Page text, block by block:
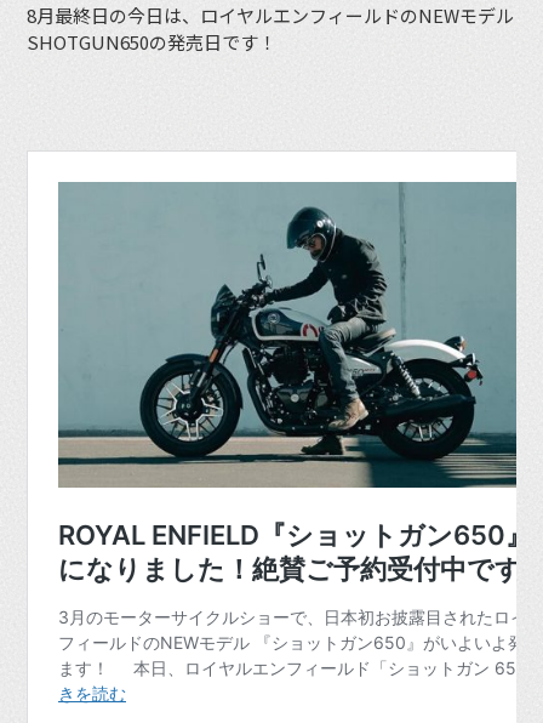
8月最終日の今日は、ロイヤルエンフィールドのNEWモデル
SHOTGUN650の発売日です！